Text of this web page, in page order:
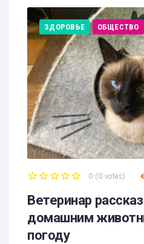
ЗДОРОВЬЕ ОБЩЕСТВО
0 ( 0 votes)
Ветеринар
домашним
погоду